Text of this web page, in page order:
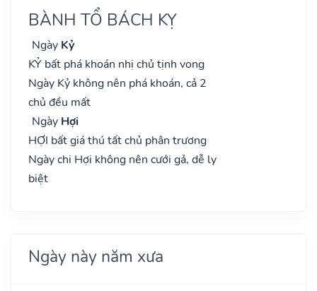
BÀNH TỔ BÁCH KỴ
Ngày Kỷ
KỶ bất phá khoán nhị chủ tịnh vong
Ngày Kỷ không nên phá khoán, cả 2
chủ đều mất
Ngày Hợi
HỢI bất giá thú tất chủ phân trương
Ngày chi Hợi không nên cưới gả, dễ ly
biệt
Ngày này năm xưa